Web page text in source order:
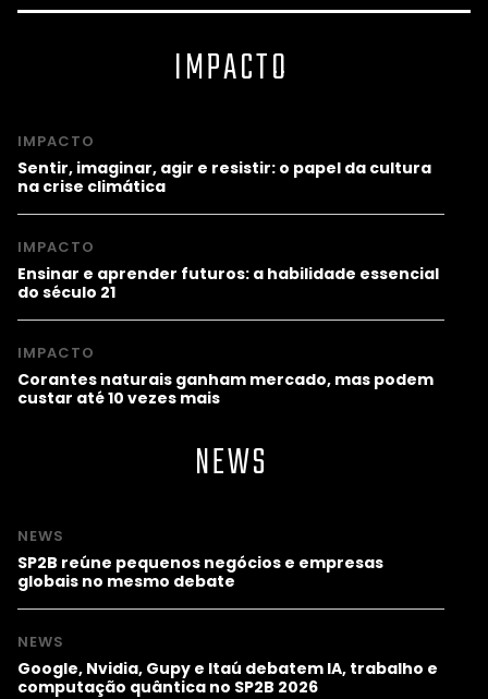
IMPACTO
IMPACTO
Sentir, imaginar, agir e resistir: o papel da cultura
na crise climática
IMPACTO
Ensinar e aprender futuros: a habilidade essencial
do século 21
IMPACTO
Corantes naturais ganham mercado, mas podem
custar até 10 vezes mais
NEWS
NEWS
SP2B reúne pequenos negócios e empresas
globais no mesmo debate
NEWS
Google, Nvidia, Gupy e Itaú debatem IA, trabalho e
computação quântica no SP2B 2026